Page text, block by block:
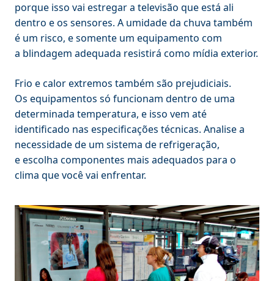
porque isso vai estregar a televisão que está ali
dentro e os sensores. A umidade da chuva também
é um risco, e somente um equipamento com
a blindagem adequada resistirá como mídia exterior.
Frio e calor extremos também são prejudiciais.
Os equipamentos só funcionam dentro de uma
determinada temperatura, e isso vem até
identificado nas especificações técnicas. Analise a
necessidade de um sistema de refrigeração,
e escolha componentes mais adequados para o
clima que você vai enfrentar.